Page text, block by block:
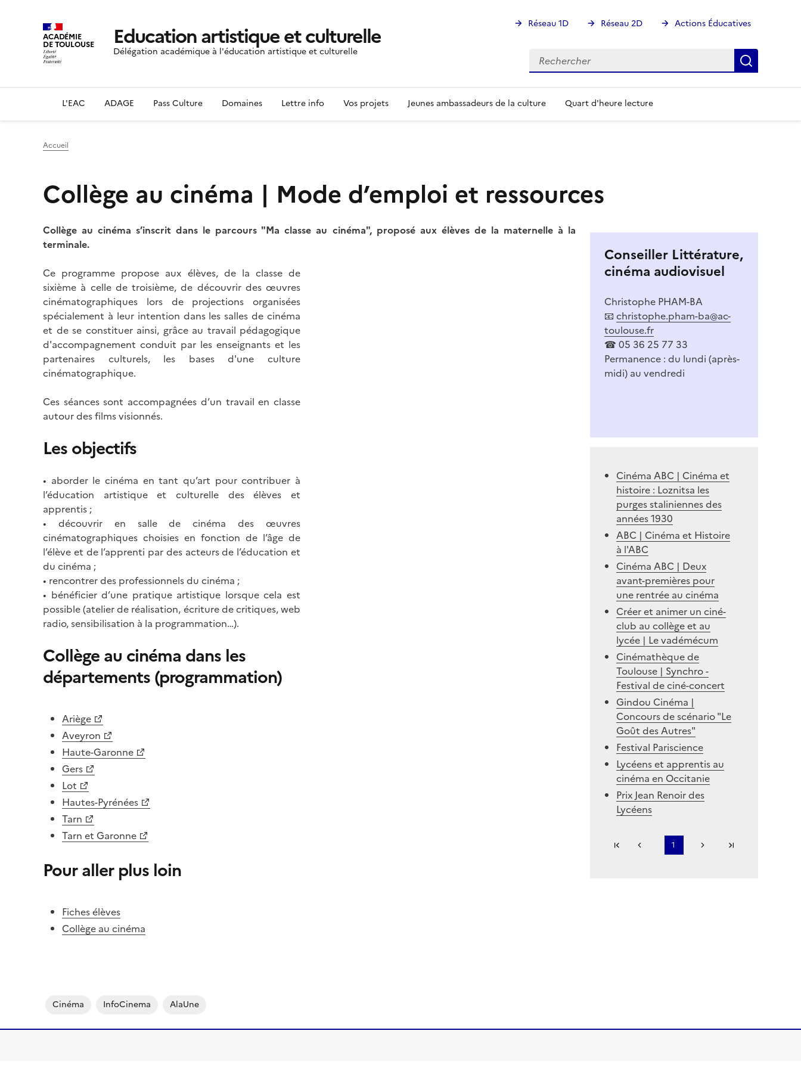
ACADÉMIE
DE TOULOUSE Education artistique et culturelle
Délégation académique à l'éducation artistique et culturelle
Réseau 1D Réseau 2D Actions Éducatives
Rechercher
Rechercher
L'EAC ADAGE Pass Culture Domaines Lettre info Vos projets Jeunes ambassadeurs de la culture Quart d'heure lecture
Accueil
Collège au cinéma | Mode d’emploi et ressources
Collège au cinéma s’inscrit dans le parcours "Ma classe au cinéma", proposé aux élèves de la maternelle à la
terminale.
Ce programme propose aux élèves, de la classe de
sixième à celle de troisième, de découvrir des œuvres
cinématographiques lors de projections organisées
spécialement à leur intention dans les salles de cinéma
et de se constituer ainsi, grâce au travail pédagogique
d'accompagnement conduit par les enseignants et les
partenaires culturels, les bases d'une culture
cinématographique.
Ces séances sont accompagnées d’un travail en classe
autour des films visionnés.
Les objectifs
• aborder le cinéma en tant qu’art pour contribuer à
l’éducation artistique et culturelle des élèves et
apprentis ;
• découvrir en salle de cinéma des œuvres
cinématographiques choisies en fonction de l’âge de
l’élève et de l’apprenti par des acteurs de l’éducation et
du cinéma ;
• rencontrer des professionnels du cinéma ;
• bénéficier d’une pratique artistique lorsque cela est
possible (atelier de réalisation, écriture de critiques, web
radio, sensibilisation à la programmation…).
Collège au cinéma dans les
départements (programmation)
Ariège
Aveyron
Haute-Garonne
Gers
Lot
Hautes-Pyrénées
Tarn
Tarn et Garonne
Pour aller plus loin
Fiches élèves
Collège au cinéma
Conseiller Littérature,
cinéma audiovisuel
Christophe PHAM-BA
📧 christophe.pham-ba@ac-
toulouse.fr
☎ 05 36 25 77 33
Permanence : du lundi (après-
midi) au vendredi
Cinéma ABC | Cinéma et
histoire : Loznitsa les
purges staliniennes des
années 1930
ABC | Cinéma et Histoire
à l'ABC
Cinéma ABC | Deux
avant-premières pour
une rentrée au cinéma
Créer et animer un ciné-
club au collège et au
lycée | Le vadémécum
Cinémathèque de
Toulouse | Synchro -
Festival de ciné-concert
Gindou Cinéma |
Concours de scénario "Le
Goût des Autres"
Festival Pariscience
Lycéens et apprentis au
cinéma en Occitanie
Prix Jean Renoir des
Lycéens
Première page1
Page suivanteDernière page
Cinéma InfoCinema AlaUne